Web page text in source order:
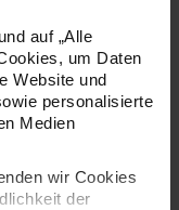
auf „Alle
um Daten
Website und
personalisierte
Medien
wir Cookies
der
Papier